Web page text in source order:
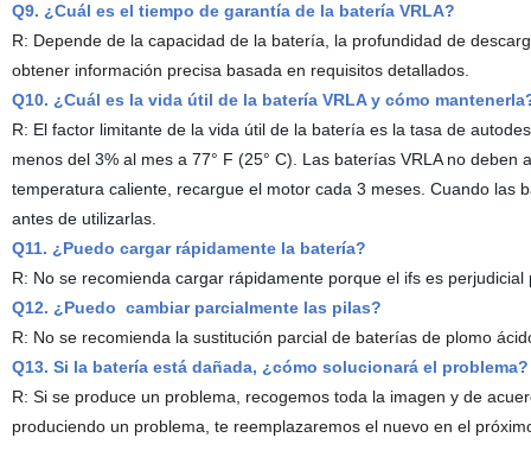
Q9. ¿Cuál es el tiempo de garantía de la batería VRLA?
R: Depende de la capacidad de la batería, la profundidad de
obtener información precisa basada en requisitos detallados.
Q10. ¿Cuál es la vida útil de la batería VRLA y cómo
R: El factor limitante de la vida útil de la batería es la tasa de
menos del 3% al mes a 77° F (25° C). Las baterías VRLA no
temperatura caliente, recargue el motor cada 3 meses. Cuando
antes de utilizarlas.
Q11. ¿Puedo cargar rápidamente la batería?
R: No se recomienda cargar rápidamente porque el ifs es perjudicial
Q12. ¿Puedo cambiar parcialmente las pilas?
R: No se recomienda la sustitución parcial de baterías de plomo
Q13. Si la batería está dañada, ¿cómo solucionará el problema?
R: Si se produce un problema, recogemos toda la imagen y de
produciendo un problema, te reemplazaremos el nuevo en el